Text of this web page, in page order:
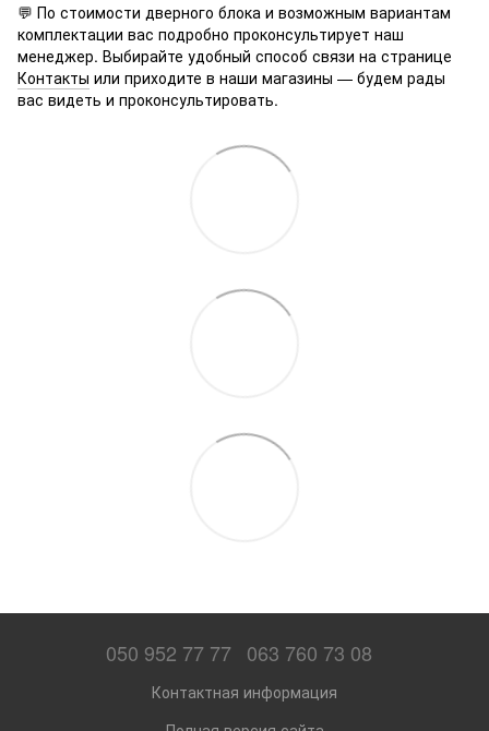
💬 По стоимости дверного блока и возможным вариантам
комплектации вас подробно проконсультирует наш
менеджер. Выбирайте удобный способ связи на странице
Контакты или приходите в наши магазины — будем рады
вас видеть и проконсультировать.
050 952 77 77 063 760 73 08
Контактная информация